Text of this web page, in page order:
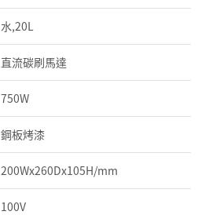
水,20L
直流碳刷馬達
750W
鋼板烤漆
200Wx260Dx105H/mm
100V